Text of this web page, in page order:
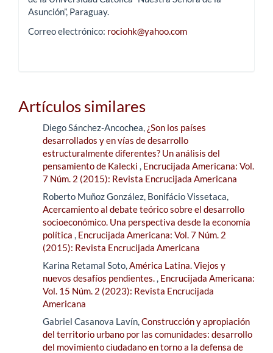
Asunción”, Paraguay.
Correo electrónico: rociohk@yahoo.com
Artículos similares
Diego Sánchez-Ancochea, ¿Son los países
desarrollados y en vías de desarrollo
estructuralmente diferentes? Un análisis del
pensamiento de Kalecki , Encrucijada Americana: Vol.
7 Núm. 2 (2015): Revista Encrucijada Americana
Roberto Muñoz González, Bonifácio Vissetaca,
Acercamiento al debate teórico sobre el desarrollo
socioeconómico. Una perspectiva desde la economía
política , Encrucijada Americana: Vol. 7 Núm. 2
(2015): Revista Encrucijada Americana
Karina Retamal Soto,América Latina. Viejos y
nuevos desafíos pendientes., Encrucijada Americana:
Vol. 15 Núm. 2 (2023): Revista Encrucijada
Americana
Gabriel Casanova Lavín,Construcción y apropiación
del territorio urbano por las comunidades: desarrollo
del movimiento ciudadano en torno a la defensa de